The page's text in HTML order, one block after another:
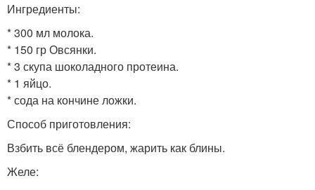
Ингредиенты:
* 300 мл молока.
* 150 гр Овсянки.
* 3 скупа шоколадного протеина.
* 1 яйцо.
* сода на кончине ложки.
Способ приготовления:
Взбить всё блендером, жарить как блины.
Желе: